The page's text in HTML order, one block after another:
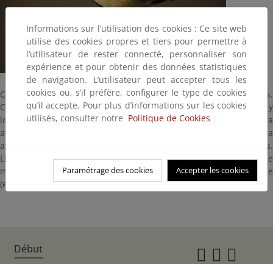
Colorido, atrevido y agresivo, es uno de los pájaros más conocidos.
Come insectos, semillas y frutos. Visita con frecuencia las mesas y
los comederos. Cualquier arboleda es apta para encontrar a esta
ave. Busca cavidades para criar, incluso las cajas nido. Es una
ayuda en la lucha biológica contra plagas agrícolas y forestales.
Llama la atención el canto de los machos, con su incansable
martilleo metálico. Es el único de los carboneros en Monfragüe
(en España hay cuatro especies)
Informations sur l’utilisation des cookies : Ce site web
utilise des cookies propres et tiers pour permettre à
l’utilisateur de rester connecté, personnaliser son
expérience et pour obtenir des données statistiques
de navigation. L’utilisateur peut accepter tous les
cookies ou, s’il préfère, configurer le type de cookies
qu’il accepte. Pour plus d’informations sur les cookies
utilisés, consulter notre Politique de Cookies
Paramétrage des cookies Accepter les cookies
Début